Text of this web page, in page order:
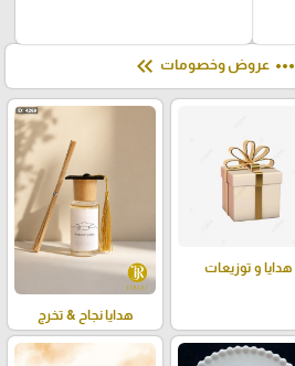
more_horiz عروض وخصومات keyboard_double_arrow_left
هدايا و توزيعات
هدايا نجاح & تخرج